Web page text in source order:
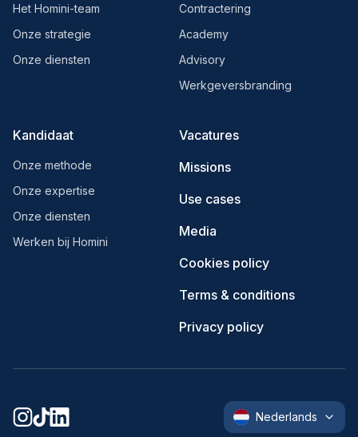
Het Homini-team
Onze strategie
Onze diensten
Contractering
Academy
Advisory
Werkgeversbranding
Kandidaat
Onze methode
Onze expertise
Onze diensten
Werken bij Homini
Vacatures
Missions
Use cases
Media
Cookies policy
Terms & conditions
Privacy policy
Nederlands